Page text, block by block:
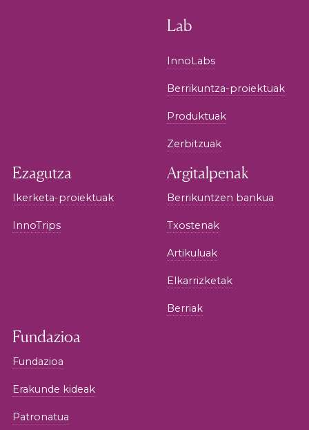
Lab
InnoLabs
Berrikuntza-proiektuak
Produktuak
Zerbitzuak
Ezagutza
Ikerketa-proiektuak
InnoTrips
Argitalpenak
Berrikuntzen bankua
Txostenak
Artikuluak
Elkarrizketak
Berriak
Fundazioa
Fundazioa
Erakunde kideak
Patronatua